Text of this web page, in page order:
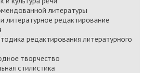
литературы
литературное редактирование
редактирования литературного
творчество
стилистика